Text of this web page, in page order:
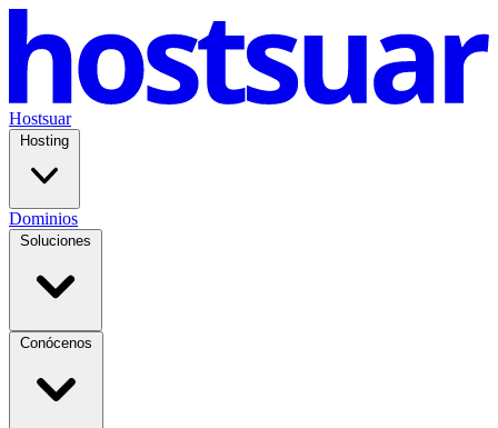
Hostsuar
Hosting
Dominios
Soluciones
Conócenos